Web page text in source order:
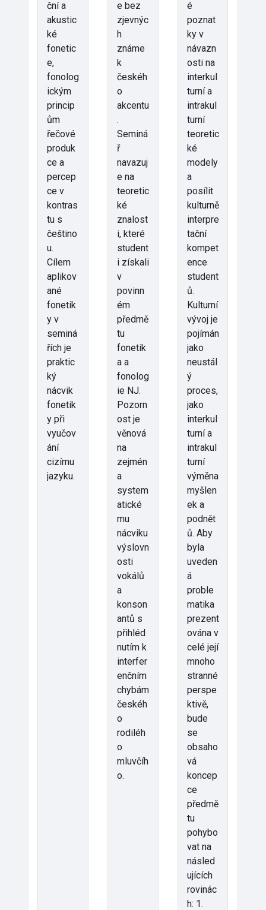
ční a
akustic
ké
fonetic
e,
fonolog
ickým
princip
ům
řečové
produk
ce a
percep
ce v
kontras
tu s
češtino
u.
Cílem
aplikov
ané
fonetik
y v
seminá
řích je
praktic
ký
nácvik
fonetik
y při
vyučov
ání
cizímu
jazyku.
e bez
zjevnýc
h
známe
k
českéh
o
akcentu
.
Seminá
ř
navazuj
e na
teoretic
ké
znalost
i, které
student
i získali
v
povinn
ém
předmě
tu
fonetik
a a
fonolog
ie NJ.
Pozorn
ost je
věnová
na
zejmén
a
system
atické
mu
nácviku
výslovn
osti
vokálů
a
konson
antů s
přihléd
nutím k
interfer
enčním
chybám
českéh
o
rodiléh
o
mluvčíh
o.
é
poznat
ky v
návazn
osti na
interkul
turní a
intrakul
turní
teoretic
ké
modely
a
posílit
kulturně
interpre
tační
kompet
ence
student
ů.
Kulturní
vývoj je
pojímán
jako
neustál
ý
proces,
jako
interkul
turní a
intrakul
turní
výměna
myšlen
ek a
podnět
ů. Aby
byla
uveden
á
proble
matika
prezent
ována v
celé její
mnoho
stranné
perspe
ktivě,
bude
se
obsaho
vá
koncep
ce
předmě
tu
pohybo
vat na
násled
ujících
rovinác
h: 1.